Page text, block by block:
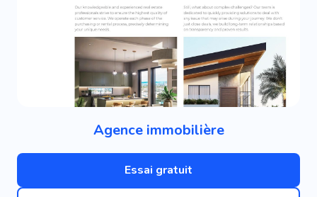
Agence immobilière
Essai gratuit